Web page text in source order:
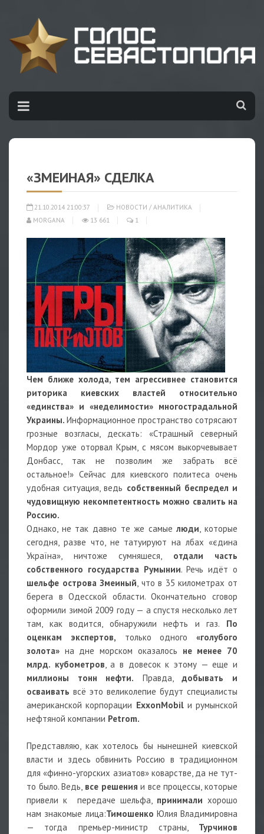
«ЗМЕИНАЯ» СДЕЛКА
21.10.2014 21:00:37 НОВОСТИ / АНАЛИТИКА
MORGANA
13 661 1
Чем ближе холода, тем агрессивнее становится
риторика киевских властей относительно
«единства» и «неделимости» многострадальной
Украины. Информационное пространство сотрясают
грозные возгласы, дескать: «Страшный северный
Мордор уже оторвал Крым, с мясом выкорчевывает
Донбасс, так не позволим же забрать всё
остальное!» Сейчас для киевского политеса очень
удобная ситуация, ведь собственный беспредел и
чудовищную некомпетентность можно свалить на
Россию.
Однако, не так давно те же самыелюди, которые
сегодня, разве что, не татуируют на лбах «єдина
Україна», ничтоже сумняшеся, отдали часть
собственного государства Румынии. Речь идёт о
шельфе острова Змеиный, что в 35 километрах от
берега в Одесской области. Окончательно сговор
оформили зимой 2009 году — а спустя несколько лет
там, как водится, обнаружили нефть и газ. По
оценкам экспертов, только одного «голубого
золота» на дне морском оказалось не менее 70
млрд. кубометров, а в довесок к этому — еще и
миллионы тонн нефти. Правда,добывать и
осваивать всё это великолепие будут специалисты
американской корпорации ExxonMobilи румынской
нефтяной компании Petrom.
Представляю, как хотелось бы нынешней киевской
власти и здесь обвинить Россию в традиционном
для «финно-угорских азиатов» коварстве, да не тут-
то было. Ведь, все решения и все процессы, которые
привели к передаче шельфа, принимали хорошо
нам знакомые лица:Тимошенко Юлия Владимировна
— тогда премьер-министр страны, Турчинов